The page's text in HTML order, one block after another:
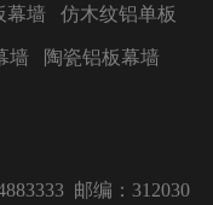
幕墙 仿木纹铝单板
墙 陶瓷铝板幕墙
邮编：312030